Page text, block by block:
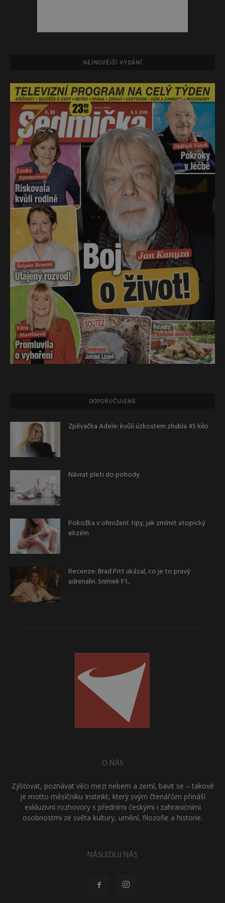
NEJNOVĚJŠÍ VYDÁNÍ
DOPORUČUJEME
Zpěvačka Adele: kvůli úzkostem zhubla 45 kilo
Návrat pleti do pohody
Pokožka v ohrožení: tipy, jak zmírnit atopický
ekzém
Recenze: Brad Pitt ukázal, co je to pravý
adrenalin. Snímek F1...
O NÁS
Zjišťovat, poznávat věci mezi nebem a zemí, bavit se – takové
je motto měsíčníku Instinkt, který svým čtenářům přináší
exkluzivní rozhovory s předními českými i zahraničními
osobnostmi ze světa kultury, umění, filozofie a historie.
NÁSLEDUJ NÁS